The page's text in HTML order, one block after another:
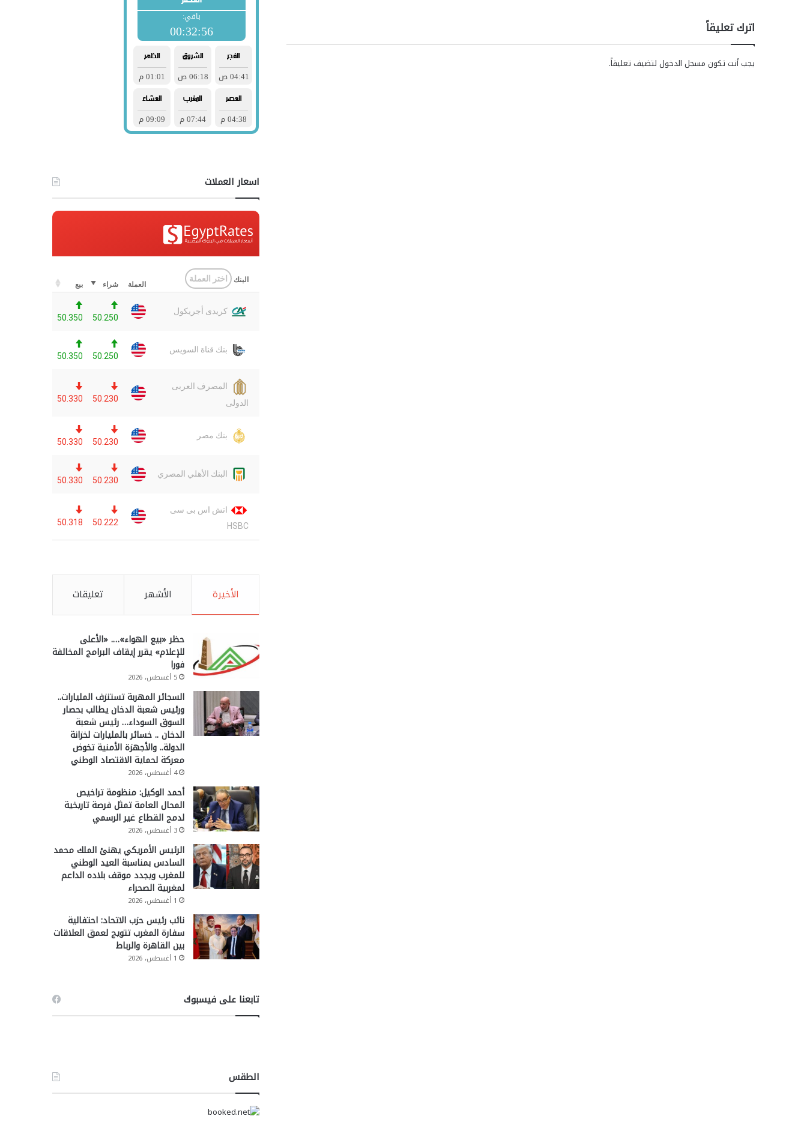
اترك تعليقاً
يجب أنت تكون مسجل الدخول لتضيف تعليقاً.
اسعار العملات
الأخيرة الأشهر تعليقات
حظر «بيع الهواء»…. «الأعلى
للإعلام» يقرر إيقاف البرامج المخالفة
فورا
5 أغسطس، 2026
السجائر المهربة تستنزف المليارات..
ورئيس شعبة الدخان يطالب بحصار
السوق السوداء… رئيس شعبة
الدخان .. خسائر بالمليارات لخزانة
الدولة.. والأجهزة الأمنية تخوض
معركة لحماية الاقتصاد الوطني
4 أغسطس، 2026
أحمد الوكيل: منظومة تراخيص
المحال العامة تمثل فرصة تاريخية
لدمج القطاع غير الرسمي
3 أغسطس، 2026
الرئيس الأمريكي يهنئ الملك محمد
السادس بمناسبة العيد الوطني
للمغرب ويجدد موقف بلاده الداعم
لمغربية الصحراء
1 أغسطس، 2026
نائب رئيس حزب الاتحاد: احتفالية
سفارة المغرب تتويج لعمق العلاقات
بين القاهرة والرباط
1 أغسطس، 2026
تابعنا على فيسبوك
الطقس